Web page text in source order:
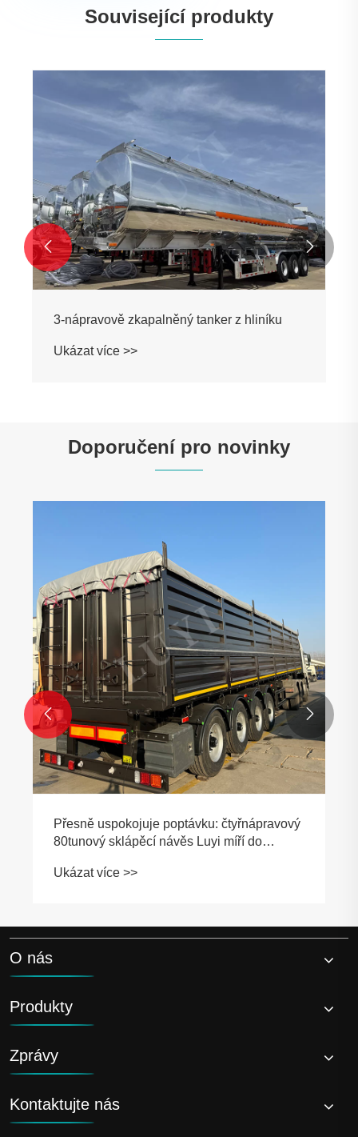
Související produkty
3-nápravově zkapalněný tanker z hliníku
Ukázat více >>
 
Doporučení pro novinky
Přesně uspokojuje poptávku: čtyřnápravový
80tunový sklápěcí návěs Luyi míří do
Ukázat více >>
 
O nás
Produkty
Zprávy
Kontaktujte nás